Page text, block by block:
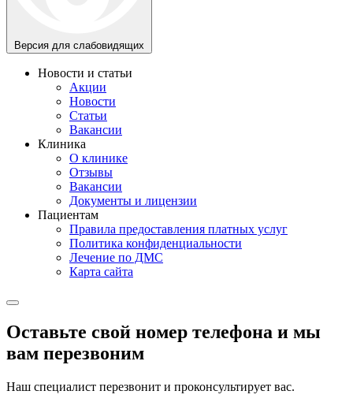
Версия для слабовидящих
Новости и статьи
Акции
Новости
Статьи
Вакансии
Клиника
О клинике
Отзывы
Вакансии
Документы и лицензии
Пациентам
Правила предоставления платных услуг
Политика конфиденциальности
Лечение по ДМС
Карта сайта
Оставьте свой номер телефона и мы
вам перезвоним
Наш специалист перезвонит и проконсультирует вас.